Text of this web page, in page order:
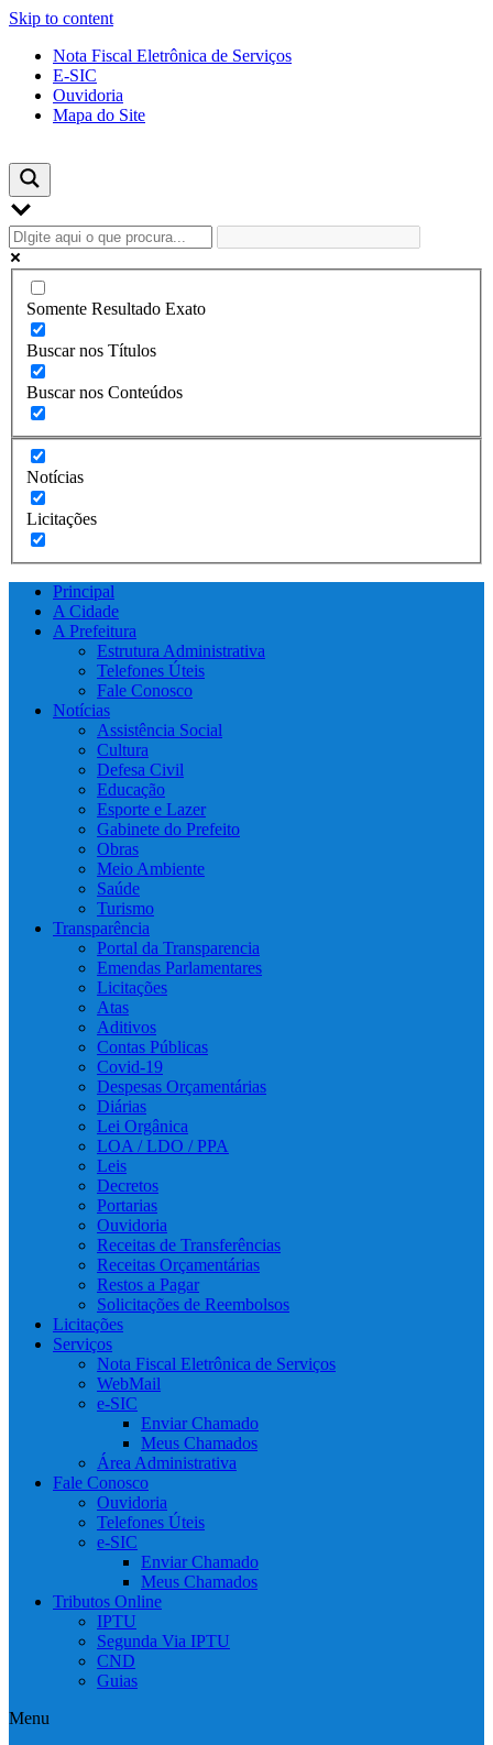
Skip to content
Nota Fiscal Eletrônica de Serviços
E-SIC
Ouvidoria
Mapa do Site
Somente Resultado Exato
Buscar nos Títulos
Buscar nos Conteúdos
Notícias
Licitações
Principal
A Cidade
A Prefeitura
Estrutura Administrativa
Telefones Úteis
Fale Conosco
Notícias
Assistência Social
Cultura
Defesa Civil
Educação
Esporte e Lazer
Gabinete do Prefeito
Obras
Meio Ambiente
Saúde
Turismo
Transparência
Portal da Transparencia
Emendas Parlamentares
Licitações
Atas
Aditivos
Contas Públicas
Covid-19
Despesas Orçamentárias
Diárias
Lei Orgânica
LOA / LDO / PPA
Leis
Decretos
Portarias
Ouvidoria
Receitas de Transferências
Receitas Orçamentárias
Restos a Pagar
Solicitações de Reembolsos
Licitações
Serviços
Nota Fiscal Eletrônica de Serviços
WebMail
e-SIC
Enviar Chamado
Meus Chamados
Área Administrativa
Fale Conosco
Ouvidoria
Telefones Úteis
e-SIC
Enviar Chamado
Meus Chamados
Tributos Online
IPTU
Segunda Via IPTU
CND
Guias
Menu